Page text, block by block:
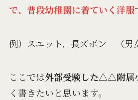
で、普段幼稚園に着ていく洋服
例）スエット、長ズボン （男
ここでは外部受験した△△附属
く書きたいと思います。